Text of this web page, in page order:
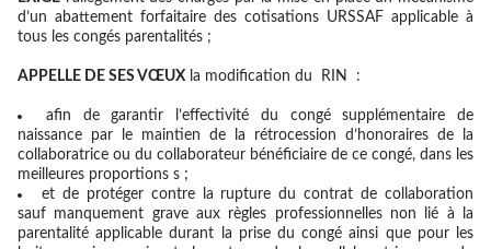
d’un abattement forfaitaire des cotisations URSSAF applicable à
tous les congés parentalités ;
A PPELLE DE SES VŒUXla modification du RIN :
afin de garantir l’effectivité du congé supplémentaire de
naissance par le maintien de la rétrocession d’honoraires de la
collaboratrice ou du collaborateur bénéficiaire de ce congé, dans les
meilleures proportions s ;
et de protéger contre la rupture du contrat de collaboration
sauf manquement grave aux règles professionnelles non lié à la
parentalité applicable durant la prise du congé ainsi que pour les